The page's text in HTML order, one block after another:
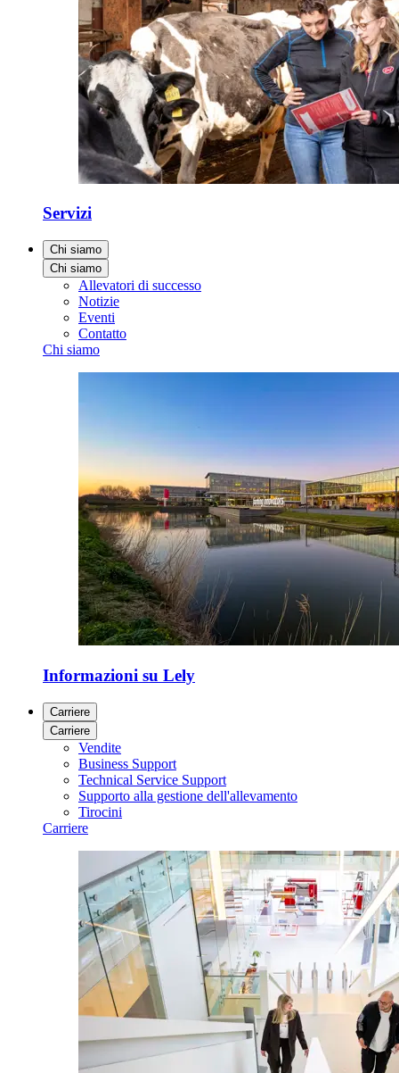
Servizi
Chi siamo
Chi siamo
Allevatori di successo
Notizie
Eventi
Contatto
Chi siamo
Informazioni su Lely
Carriere
Carriere
Vendite
Business Support
Technical Service Support
Supporto alla gestione dell'allevamento
Tirocini
Carriere